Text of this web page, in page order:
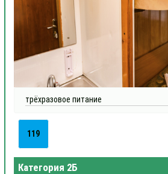
трёхразовое питание
119
Категория 2Б